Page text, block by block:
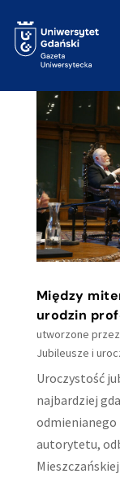
Między
urodzin
utworzone przez
Jubileusze i
Uroczystość
najbardziej
odmienianego
autorytetu,